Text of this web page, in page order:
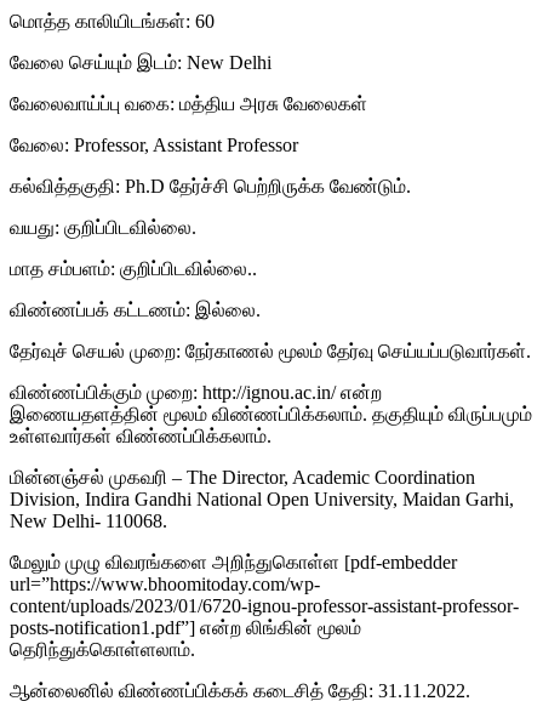
மொத்த காலியிடங்கள்: 60
வேலை செய்யும் இடம்: New Delhi
வேலைவாய்ப்பு வகை: மத்திய அரசு வேலைகள்
வேலை: Professor, Assistant Professor
கல்வித்தகுதி: Ph.D தேர்ச்சி பெற்றிருக்க வேண்டும்.
வயது: குறிப்பிடவில்லை.
மாத சம்பளம்: குறிப்பிடவில்லை..
விண்ணப்பக் கட்டணம்: இல்லை.
தேர்வுச் செயல் முறை: நேர்காணல் மூலம் தேர்வு செய்யப்படுவார்கள்.
விண்ணப்பிக்கும் முறை: http://ignou.ac.in/ என்ற
இணையதளத்தின் மூலம் விண்ணப்பிக்கலாம். தகுதியும் விருப்பமும்
உள்ளவார்கள் விண்ணப்பிக்கலாம்.
மின்னஞ்சல் முகவரி – The Director, Academic Coordination
Division, Indira Gandhi National Open University, Maidan Garhi,
New Delhi- 110068.
மேலும் முழு விவரங்களை அறிந்துகொள்ள [pdf-embedder
url=”https://www.bhoomitoday.com/wp-
content/uploads/2023/01/6720-ignou-professor-assistant-professor-
posts-notification1.pdf”] என்ற லிங்கின் மூலம்
தெரிந்துக்கொள்ளலாம்.
ஆன்லைனில் விண்ணப்பிக்கக் கடைசித் தேதி: 31.11.2022.